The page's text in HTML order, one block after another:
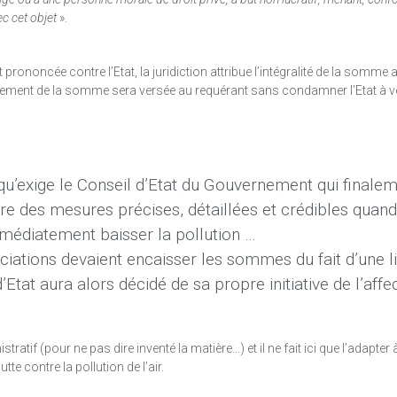
cet objet».
prononcée contre l’Etat, la juridiction attribue l’intégralité de la somme
de la somme sera versée au requérant sans condamner l’Etat à
le Conseil d’Etat du Gouvernement qui
des mesures précises, détaillées et crédibles
baisser la pollution …
devaient encaisser les sommes du fait d’une
aura alors décidé de sa propre initiative de
(pour ne pas dire inventé la matière…) et il ne fait ici que l’adapter
contre la pollution de l’air.